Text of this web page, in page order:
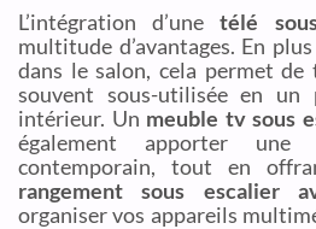
L’intégration d’unetélé
multitude d’avantages. En
dans le salon, cela permet de
souvent sous-utilisée en
intérieur. Un meuble tv sous
également apporter
contemporain, tout en
rangement sous escalier
organiser vos appareils